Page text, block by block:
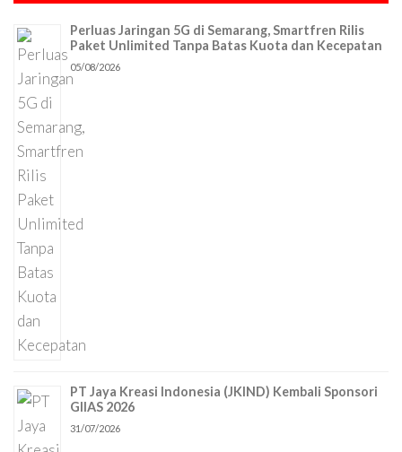
Perluas Jaringan 5G di Semarang, Smartfren Rilis
Paket Unlimited Tanpa Batas Kuota dan Kecepatan
05/08/2026
PT Jaya Kreasi Indonesia (JKIND) Kembali Sponsori
GIIAS 2026
31/07/2026